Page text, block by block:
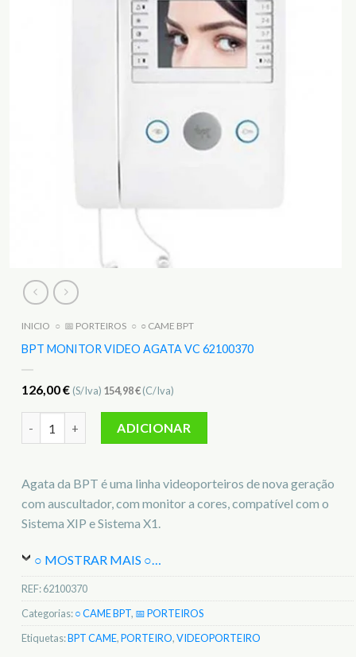
INICIO ○ 📅 PORTEIROS ○ ○ CAME BPT
BPT MONITOR VIDEO AGATA VC 62100370
126,00€ (S/Iva) 154,98€(C/Iva)
ADICIONAR
Agata da BPT é uma linha videoporteiros de nova geração
com auscultador, com monitor a cores, compatível com o
Sistema XIP e Sistema X1.
○ MOSTRAR MAIS ○…
REF:62100370
Categorias:○ CAME BPT, 📅 PORTEIROS
Etiquetas:BPT CAME,PORTEIRO,VIDEOPORTEIRO